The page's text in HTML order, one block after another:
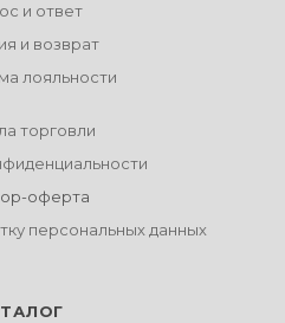
и ответ
и возврат
лояльности
торговли
оферта
персональных данных